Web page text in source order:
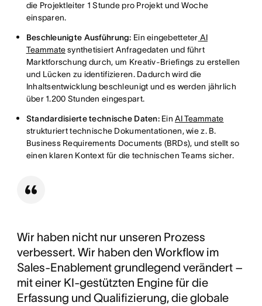
die Projektleiter 1 Stunde pro Projekt und Woche
einsparen.
Beschleunigte Ausführung: Ein eingebetteter AI
Teammatesynthetisiert Anfragedaten und führt
Marktforschung durch, um Kreativ-Briefings zu erstellen
und Lücken zu identifizieren. Dadurch wird die
Inhaltsentwicklung beschleunigt und es werden jährlich
über 1.200 Stunden eingespart.
Standardisierte technische Daten:EinAI Teammate
strukturiert technische Dokumentationen, wie z. B.
Business Requirements Documents (BRDs), und stellt so
einen klaren Kontext für die technischen Teams sicher.
Wir haben nicht nur unseren Prozess
verbessert. Wir haben den Workflow im
Sales-Enablement grundlegend verändert –
mit einer KI-gestützten Engine für die
Erfassung und Qualifizierung, die globale